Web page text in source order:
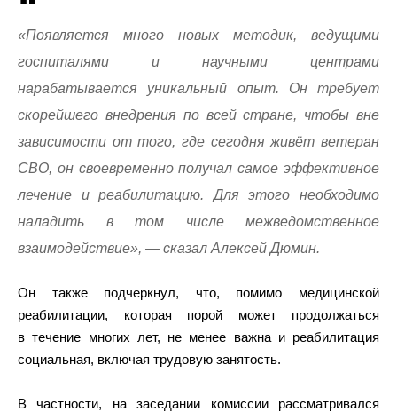
«Появляется много новых методик, ведущими
госпиталями и научными центрами
нарабатывается уникальный опыт. Он требует
скорейшего внедрения по всей стране, чтобы вне
зависимости от того, где сегодня живёт ветеран
СВО, он своевременно получал самое эффективное
лечение и реабилитацию. Для этого необходимо
наладить в том числе межведомственное
взаимодействие», — сказал Алексей Дюмин.
Он также подчеркнул, что, помимо медицинской
реабилитации, которая порой может продолжаться
в течение многих лет, не менее важна и реабилитация
социальная, включая трудовую занятость.
В частности, на заседании комиссии рассматривался